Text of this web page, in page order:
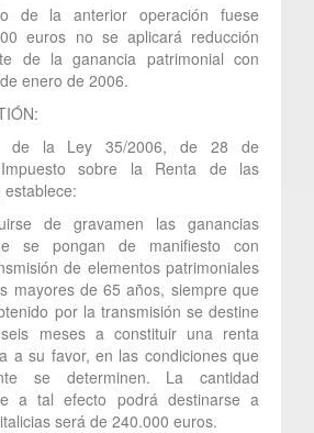
de la anterior operación fuese
euros no se aplicará reducción
de la ganancia patrimonial con
enero de 2006.
de la Ley 35/2006, de 28 de
sobre la Renta de las
de gravamen las ganancias
se pongan de manifiesto con
de elementos patrimoniales
mayores de 65 años, siempre que
por la transmisión se destine
meses a constituir una renta
a su favor, en las condiciones que
se determinen. La cantidad
a tal efecto podrá destinarse a
será de 240.000 euros.